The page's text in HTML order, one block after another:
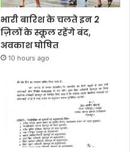
भारी बारिश के चलते इन 2
ज़िलों के स्कूल रहेंगे बंद,
अवकाश घोषित
10 hours ago